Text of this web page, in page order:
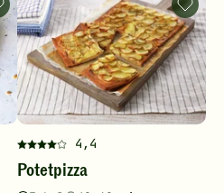
4,4
Denne
oppskriften
Potetpizza
-
legg
til